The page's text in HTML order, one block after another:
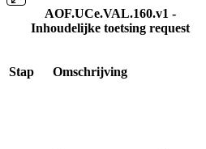
AOF.UCe.VAL.160.v1 -
Inhoudelijke toetsing request
Stap Omschrijving